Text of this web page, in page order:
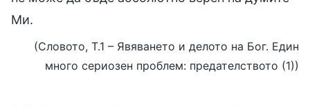
Ми.
(Словото, Т.1 – Явяването и делото на Бог. Един
много сериозен проблем: предателството (1))